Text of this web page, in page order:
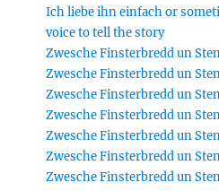
Ich liebe ihn einfach or
voice to tell the story
Zwesche Finsterbredd un
Zwesche Finsterbredd un
Zwesche Finsterbredd un
Zwesche Finsterbredd un
Zwesche Finsterbredd un
Zwesche Finsterbredd un
Zwesche Finsterbredd un